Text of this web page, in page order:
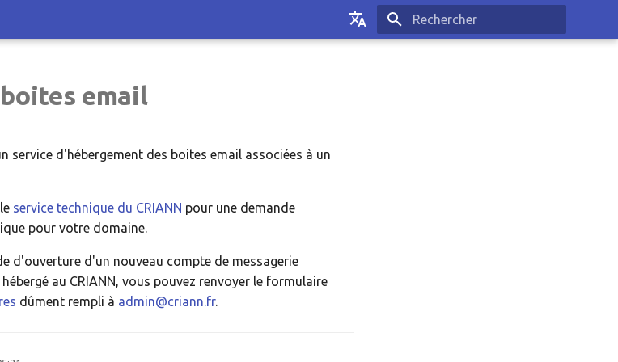
email
service d'hébergement des boites email associées à un
service technique du CRIANN pour une demande
pour votre domaine.
d'ouverture d'un nouveau compte de messagerie
au CRIANN, vous pouvez renvoyer le formulaire
dûment rempli à admin@criann.fr.